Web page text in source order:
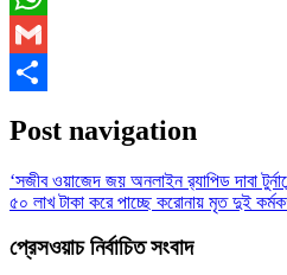
WhatsApp
Gmail
Post navigation
‘সজীব ওয়াজেদ জয় অনলাইন র‌্যাপিড দাবা
৫০ লাখ টাকা করে পাচ্ছে করোনায় মৃত দুই
প্রেসওয়াচ নির্বাচিত সংবাদ